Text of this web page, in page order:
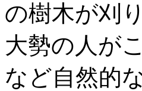
の樹木が刈
大勢の人が
など自然的